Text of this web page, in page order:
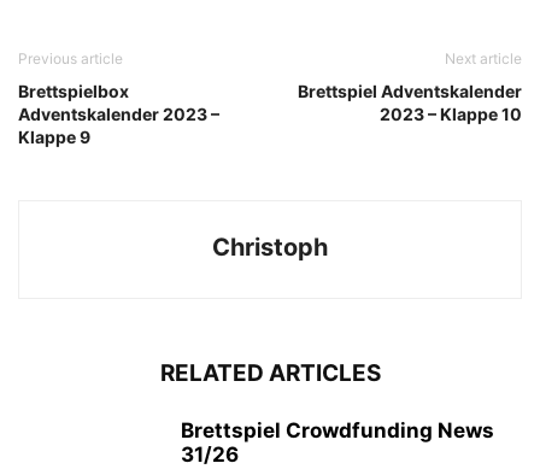
Previous article
Brettspielbox
Adventskalender 2023 –
Klappe 9
Next article
Brettspiel Adventskalender
2023 – Klappe 10
Christoph
RELATED ARTICLES
Brettspiel Crowdfunding News
31/26